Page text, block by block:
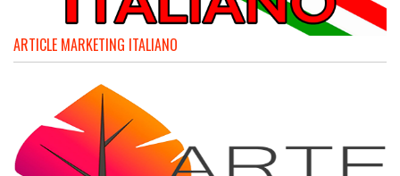
ARTICLE MARKETING ITALIANO